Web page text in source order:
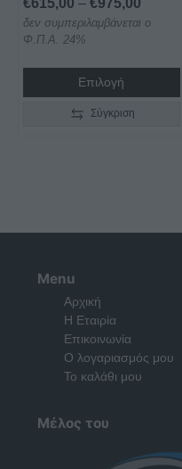
range:
through
δεν συμπεριλαμβάνεται ο
Φ.Π.Α. 24%
Επιλογή
προϊόντος
Σύγκριση
Menu
Αρχική
Η Εταιρία
Επικοινωνία
Ο λογαριασμός μου
Το καλάθι μου
Μέλος του